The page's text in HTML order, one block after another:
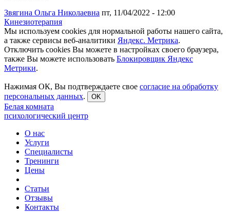
Звягина Ольга Николаевна пт, 11/04/2022 - 12:00
Кинезиотерапия
Мы используем cookies для нормальной работы нашего сайта,
а также сервисы веб-аналитики Яндекс. Метрика.
Отключить cookies Вы можете в настройках своего браузера,
также Вы можете использовать Блокировщик Яндекс
Метрики.
Нажимая ОК, Вы подтверждаете свое согласие на обработку
персональных данных. OK
Белая комната
психологический центр
О нас
Услуги
Специалисты
Тренинги
Цены
Статьи
Отзывы
Контакты